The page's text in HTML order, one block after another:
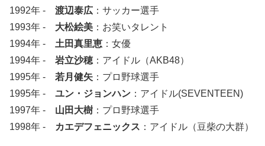
1992年 - 渡辺泰広 ：サッカー選手
1993年 - 大松絵美 ：お笑いタレント
1994年 - 土田真里恵 ：女優
1994年 - 岩立沙穂：アイドル（AKB48）
1995年 - 若月健矢 ：プロ野球選手
1995年 - ユン・ジョンハン ：アイドル(SEVENTEEN)
1997年 - 山田大樹 ：プロ野球選手
1998年 - カエデフェニックス ：アイドル（豆柴の大群）